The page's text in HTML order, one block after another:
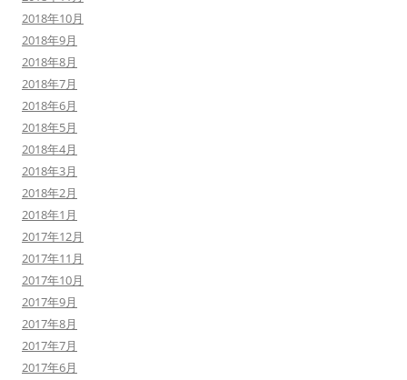
2018年10月
2018年9月
2018年8月
2018年7月
2018年6月
2018年5月
2018年4月
2018年3月
2018年2月
2018年1月
2017年12月
2017年11月
2017年10月
2017年9月
2017年8月
2017年7月
2017年6月